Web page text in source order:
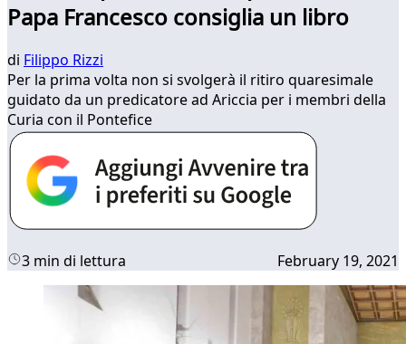
Papa Francesco consiglia un libro
di Filippo Rizzi
Per la prima volta non si svolgerà il ritiro quaresimale
guidato da un predicatore ad Ariccia per i membri della
Curia con il Pontefice
3 min di lettura February 19, 2021